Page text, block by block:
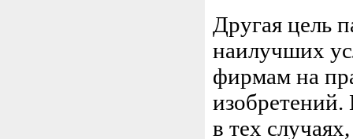
Другая цель
наилучших
фирмам на
изобретений.
в тех